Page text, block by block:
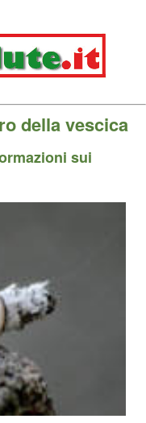
della vescica
sui